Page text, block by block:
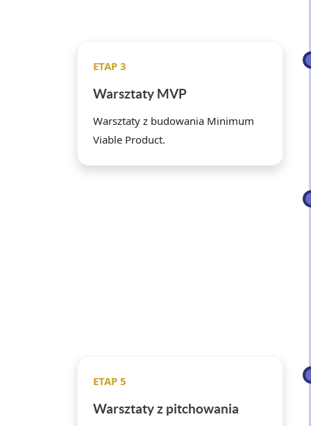
ETAP 3
Warsztaty MVP
Warsztaty z budowania Minimum
Viable Product.
ETAP 5
Warsztaty z pitchowania